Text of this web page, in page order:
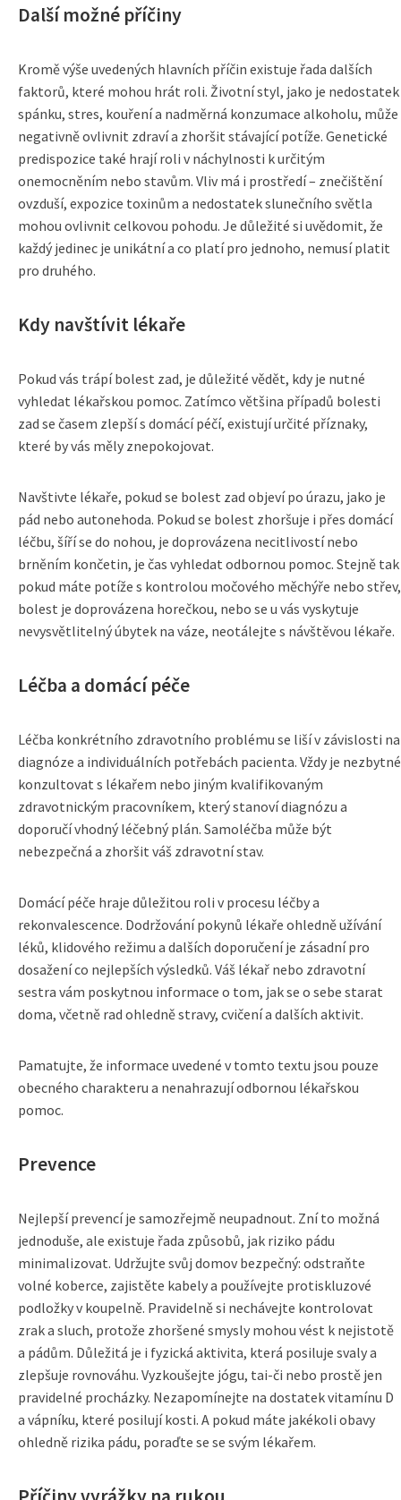
Další možné příčiny
Kromě výše uvedených hlavních příčin existuje řada dalších
faktorů, které mohou hrát roli. Životní styl, jako je nedostatek
spánku, stres, kouření a nadměrná konzumace alkoholu, může
negativně ovlivnit zdraví a zhoršit stávající potíže. Genetické
predispozice také hrají roli v náchylnosti k určitým
onemocněním nebo stavům. Vliv má i prostředí – znečištění
ovzduší, expozice toxinům a nedostatek slunečního světla
mohou ovlivnit celkovou pohodu. Je důležité si uvědomit, že
každý jedinec je unikátní a co platí pro jednoho, nemusí platit
pro druhého.
Kdy navštívit lékaře
Pokud vás trápí bolest zad, je důležité vědět, kdy je nutné
vyhledat lékařskou pomoc. Zatímco většina případů bolesti
zad se časem zlepší s domácí péčí, existují určité příznaky,
které by vás měly znepokojovat.
Navštivte lékaře, pokud se bolest zad objeví po úrazu, jako je
pád nebo autonehoda. Pokud se bolest zhoršuje i přes domácí
léčbu, šíří se do nohou, je doprovázena necitlivostí nebo
brněním končetin, je čas vyhledat odbornou pomoc. Stejně tak
pokud máte potíže s kontrolou močového měchýře nebo střev,
bolest je doprovázena horečkou, nebo se u vás vyskytuje
nevysvětlitelný úbytek na váze, neotálejte s návštěvou lékaře.
Léčba a domácí péče
Léčba konkrétního zdravotního problému se liší v závislosti na
diagnóze a individuálních potřebách pacienta. Vždy je nezbytné
konzultovat s lékařem nebo jiným kvalifikovaným
zdravotnickým pracovníkem, který stanoví diagnózu a
doporučí vhodný léčebný plán. Samoléčba může být
nebezpečná a zhoršit váš zdravotní stav.
Domácí péče hraje důležitou roli v procesu léčby a
rekonvalescence. Dodržování pokynů lékaře ohledně užívání
léků, klidového režimu a dalších doporučení je zásadní pro
dosažení co nejlepších výsledků. Váš lékař nebo zdravotní
sestra vám poskytnou informace o tom, jak se o sebe starat
doma, včetně rad ohledně stravy, cvičení a dalších aktivit.
Pamatujte, že informace uvedené v tomto textu jsou pouze
obecného charakteru a nenahrazují odbornou lékařskou
pomoc.
Prevence
Nejlepší prevencí je samozřejmě neupadnout. Zní to možná
jednoduše, ale existuje řada způsobů, jak riziko pádu
minimalizovat. Udržujte svůj domov bezpečný: odstraňte
volné koberce, zajistěte kabely a používejte protiskluzové
podložky v koupelně. Pravidelně si nechávejte kontrolovat
zrak a sluch, protože zhoršené smysly mohou vést k nejistotě
a pádům. Důležitá je i fyzická aktivita, která posiluje svaly a
zlepšuje rovnováhu. Vyzkoušejte jógu, tai-či nebo prostě jen
pravidelné procházky. Nezapomínejte na dostatek vitamínu D
a vápníku, které posilují kosti. A pokud máte jakékoli obavy
ohledně rizika pádu, poraďte se se svým lékařem.